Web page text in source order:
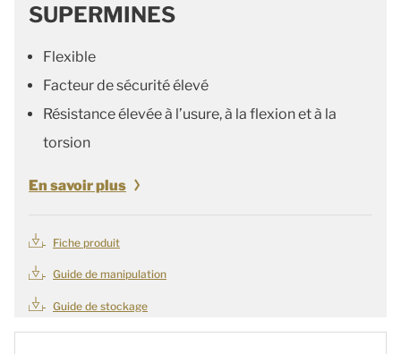
SUPERMINES
Flexible
Facteur de sécurité élevé
Résistance élevée à l’usure, à la flexion et à la
torsion
En savoir plus
Fiche produit
Guide de manipulation
Guide de stockage